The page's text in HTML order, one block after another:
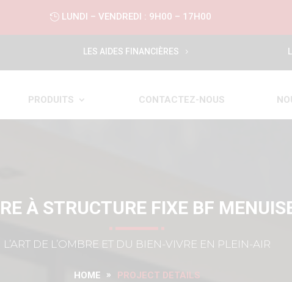
LUNDI – VENDREDI : 9H00 – 17H00
LES AIDES FINANCIÈRES
PRODUITS CONTACTEZ-NOUS
À STRUCTURE FIXE BF
L’ART DE L’OMBRE ET DU BIEN-VIVRE EN PLEIN-AIR
HOME PROJECT DETAILS